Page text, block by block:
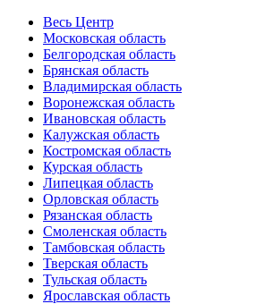
Весь Центр
Московская область
Белгородская область
Брянская область
Владимирская область
Воронежская область
Ивановская область
Калужская область
Костромская область
Курская область
Липецкая область
Орловская область
Рязанская область
Смоленская область
Тамбовская область
Тверская область
Тульская область
Ярославская область